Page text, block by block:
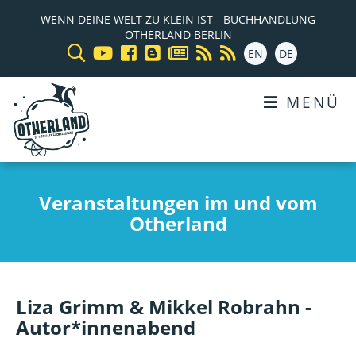
WENN DEINE WELT ZU KLEIN IST - BUCHHANDLUNG
OTHERLAND BERLIN
EN
DE
MENÜ
Veranstaltungen im und vom
Otherland
Liza Grimm & Mikkel Robrahn -
Autor*innenabend